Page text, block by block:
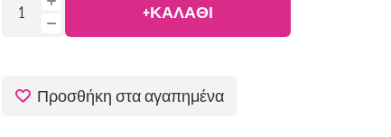
+ΚΑΛΆΘΙ
Προσθήκη στα αγαπημένα